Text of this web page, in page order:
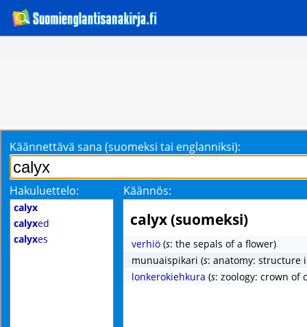
Käännettävä sana (suomeksi tai englanniksi):
Hakuluettelo: Käännös:
calyx
calyxed
calyxes
calyx (suomeksi)
verhiö (s: the sepals of a flower)
munuaispikari (s: anatomy: structure
lonkerokiehkura (s: zoology: crown of